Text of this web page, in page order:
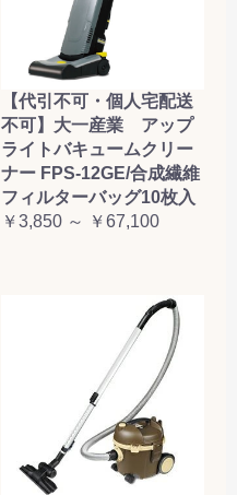
【代引不可・個人宅配送
不可】大一産業 アップ
ライトバキュームクリー
ナー FPS-12GE/合成繊維
フィルターバッグ10枚入
￥3,850 ～ ￥67,100